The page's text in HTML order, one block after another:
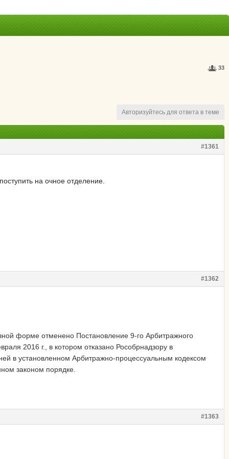
33
Авторизуйтесь для ответа в теме
#1361
на очное отделение.
#1362
форме отменено Постановление 9-го Арбитражного
2016 г., в котором отказано Рособрнадзору в
в установленном Арбитражно-процессуальным кодексом
законом порядке.
#1363